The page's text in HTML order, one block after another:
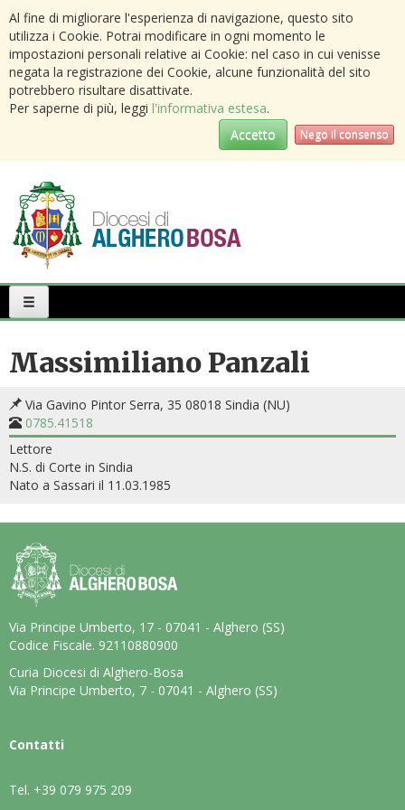
Al fine di migliorare l'esperienza di navigazione, questo sito
utilizza i Cookie. Potrai modificare in ogni momento le
impostazioni personali relative ai Cookie: nel caso in cui venisse
negata la registrazione dei Cookie, alcune funzionalità del sito
potrebbero risultare disattivate.
Per saperne di più, leggi l'informativa estesa.
Accetto
Nego il consenso
Menu
Massimiliano Panzali
Via Gavino Pintor Serra, 35 08018 Sindia (NU)
0785.41518
Lettore
N.S. di Corte in Sindia
Nato a Sassari il 11.03.1985
Via Principe Umberto, 17 - 07041 - Alghero (SS)
Codice Fiscale. 92110880900
Curia Diocesi di Alghero-Bosa
Via Principe Umberto, 7 - 07041 - Alghero (SS)
Contatti
Tel. +39 079 975 209